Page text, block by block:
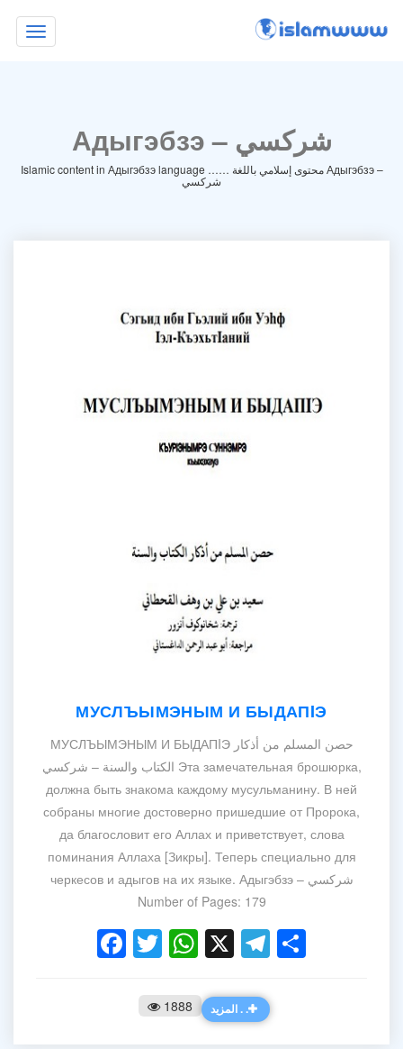
Toggle
navigation
Адыгэбзэ – شركسي
Islamic content in Адыгэбзэ language …… محتوى إسلامي باللغة Адыгэбзэ –
شركسي
МУСЛЪЫМЭНЫМ И БЫДАПIЭ
МУСЛЪЫМЭНЫМ И БЫДАПIЭ حصن المسلم من أذكار
الكتاب والسنة – شركسي Эта замечательная брошюрка,
должна быть знакома каждому мусульманину. В ней
собраны многие достоверно пришедшие от Пророка,
да благословит его Аллах и приветствует, слова
поминания Аллаха [Зикры]. Теперь специально для
черкесов и адыгов на их языке. Адыгэбзэ – شركسي
Number of Pages: 179
Facebook
Twitter
WhatsApp
X Telegram
1888 المزيد . .